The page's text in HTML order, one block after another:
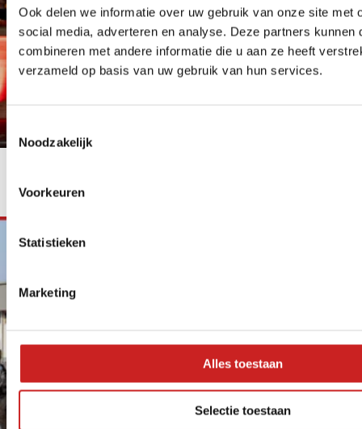
Ook delen we informatie over uw gebruik van onze site met
social media, adverteren en analyse. Deze partners kunnen
combineren met andere informatie die u aan ze heeft
verzameld op basis van uw gebruik van hun services.
Toestemmingsselectie
Noodzakelijk
Voorkeuren
Statistieken
Marketing
Alles toestaan
Selectie toestaan